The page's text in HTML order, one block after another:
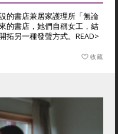
的書店兼居家護理所「無論
的書店，她們自稱女工，結
拓另一種發聲方式。 READ>
收藏